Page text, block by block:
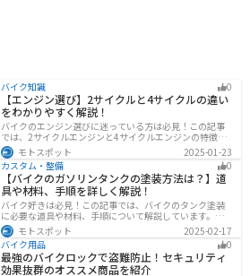
バイク知識 0
【エンジン選び】2サイクルと4サイクルの違い
をわかりやすく解説！
バイクのエンジン選びに迷っている方は必見！この記事
では、2サイクルエンジンと4サイクルエンジンの特徴や
メリット、選び方を解説しています。実は、4サイクルエ
ンジンは燃費が良く経済的で扱いやすいため、初心者の
方にはおすすめです。記事を読めば、最適なエンジン選
びのヒントが得られます。
モトスポット
2025-01-23
カスタム・整備
0
【バイクのガソリンタンクの塗装方法は？】道
具や材料、手順を詳しく解説！
バイク好きは必見！この記事では、バイクのタンク塗装
に必要な道具や材料、手順について解説しています。実
はバイクのタンクを塗装すると、傷や錆を修復でき、タ
ンクの長持ちにつながります。この記事を読めば、自分
でバイクのタンクを塗装する方法がわかるでしょう。
モトスポット
2025-02-17
バイク用品
0
最強のバイクロックで盗難防止！セキュリティ
効果抜群のオススメ商品を紹介